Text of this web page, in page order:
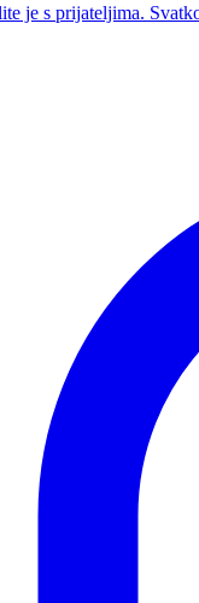
je s prijateljima.